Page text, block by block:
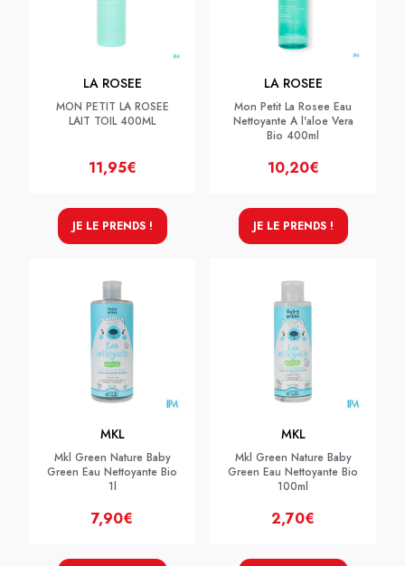
LA ROSEE
MON PETIT LA ROSEE
LAIT TOIL 400ML
11,95€
JE LE PRENDS !
LA ROSEE
Mon Petit La Rosee Eau
Nettoyante A l'aloe Vera
Bio 400ml
10,20€
JE LE PRENDS !
MKL
Mkl Green Nature Baby
Green Eau Nettoyante Bio
1l
7,90€
MKL
Mkl Green Nature Baby
Green Eau Nettoyante Bio
100ml
2,70€